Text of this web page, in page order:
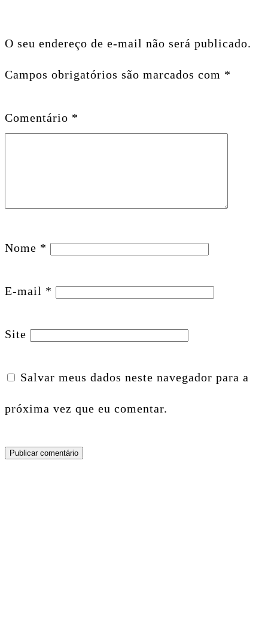
O seu endereço de e-mail não será publicado.
Campos obrigatórios são marcados com *
Comentário *
Nome *
E-mail *
Site
Salvar meus dados neste navegador para a
próxima vez que eu comentar.